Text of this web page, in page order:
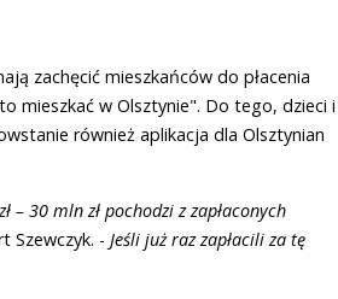
zachęcić mieszkańców do płacenia
mieszkać w Olsztynie". Do tego, dzieci i
również aplikacja dla Olsztynian
30 mln zł pochodzi z zapłaconych
Szewczyk. - Jeśli już raz zapłacili za tę